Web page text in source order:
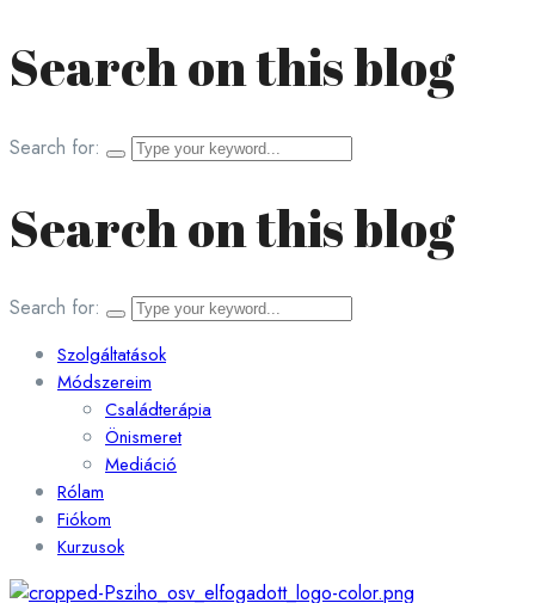
Search on this blog
Search for:
Search on this blog
Search for:
Szolgáltatások
Módszereim
Családterápia
Önismeret
Mediáció
Rólam
Fiókom
Kurzusok